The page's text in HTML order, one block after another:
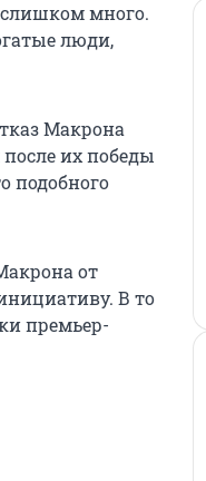
много.
люди,
Макрона
их победы
подобного
от
В то
премьер-